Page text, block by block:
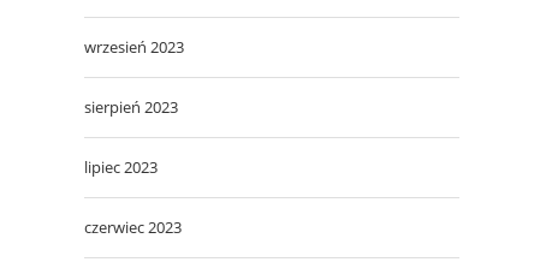
wrzesień 2023
sierpień 2023
lipiec 2023
czerwiec 2023